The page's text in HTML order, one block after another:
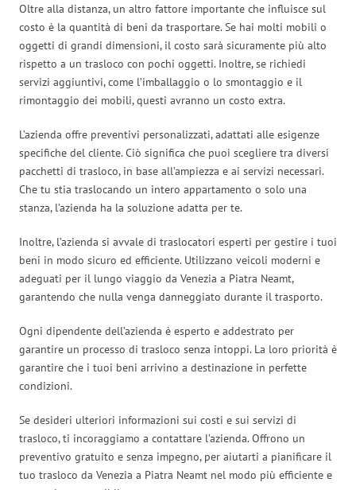
Oltre alla distanza, un altro fattore importante che influisce sul
costo è la quantità di beni da trasportare. Se hai molti mobili o
oggetti di grandi dimensioni, il costo sarà sicuramente più alto
rispetto a un trasloco con pochi oggetti. Inoltre, se richiedi
servizi aggiuntivi, come l’imballaggio o lo smontaggio e il
rimontaggio dei mobili, questi avranno un costo extra.
L’azienda offre preventivi personalizzati, adattati alle esigenze
specifiche del cliente. Ciò significa che puoi scegliere tra diversi
pacchetti di trasloco, in base all’ampiezza e ai servizi necessari.
Che tu stia traslocando un intero appartamento o solo una
stanza, l’azienda ha la soluzione adatta per te.
Inoltre, l’azienda si avvale di traslocatori esperti per gestire i tuoi
beni in modo sicuro ed efficiente. Utilizzano veicoli moderni e
adeguati per il lungo viaggio da Venezia a Piatra Neamt,
garantendo che nulla venga danneggiato durante il trasporto.
Ogni dipendente dell’azienda è esperto e addestrato per
garantire un processo di trasloco senza intoppi. La loro priorità è
garantire che i tuoi beni arrivino a destinazione in perfette
condizioni.
Se desideri ulteriori informazioni sui costi e sui servizi di
trasloco, ti incoraggiamo a contattare l’azienda. Offrono un
preventivo gratuito e senza impegno, per aiutarti a pianificare il
tuo trasloco da Venezia a Piatra Neamt nel modo più efficiente e